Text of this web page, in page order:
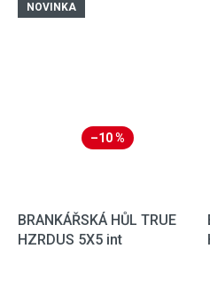
NOVINKA
–10 %
BRANKÁŘSKÁ HŮL TRUE
HZRDUS 5X5 int